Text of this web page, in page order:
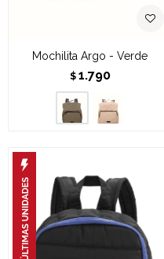
Mochilita Argo - Verde
$ 1.790